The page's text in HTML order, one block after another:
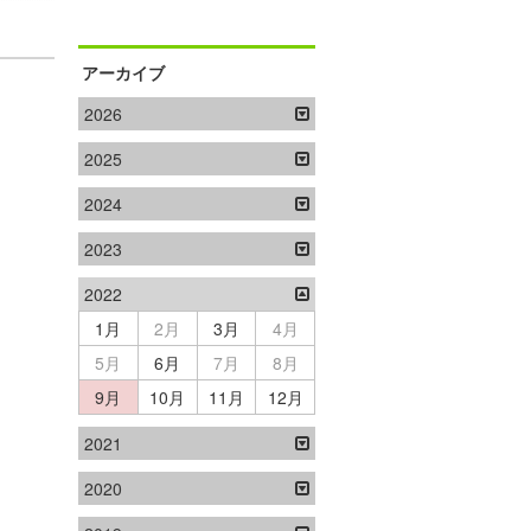
アーカイブ
2026
2025
2024
2023
2022
1月
2月 3月
4月
5月
6月 7月
8月
9月
10月 11月
12月
2021
2020